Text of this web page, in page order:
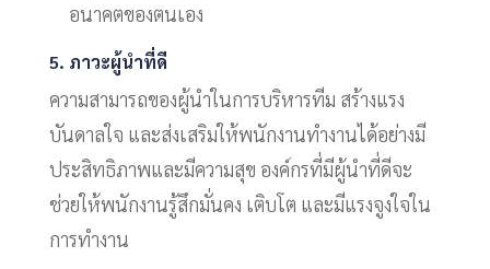
อนาคตของตนเอง
5. ภาวะผู้นำที่ดี
ความสามารถของผู้นำในการบริหารทีม สร้างแรง
บันดาลใจ และส่งเสริมให้พนักงานทำงานได้อย่างมี
ประสิทธิภาพและมีความสุข องค์กรที่มีผู้นำที่ดีจะ
ช่วยให้พนักงานรู้สึกมั่นคง เติบโต และมีแรงจูงใจใน
การทำงาน